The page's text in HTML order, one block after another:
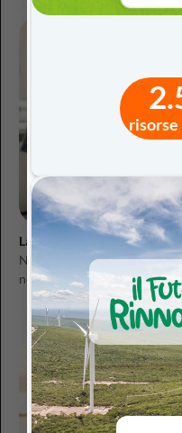
La stampa 3D come
Negli ultimi anni,
nella scuola e l’adozione di